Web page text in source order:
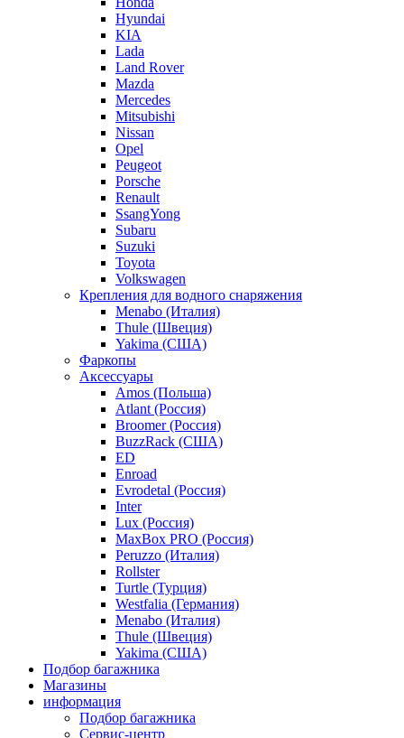
Hyundai
KIA
Lada
Land Rover
Mazda
Mercedes
Mitsubishi
Nissan
Opel
Peugeot
Porsche
Renault
SsangYong
Subaru
Suzuki
Toyota
Volkswagen
Крепления для водного снаряжения
Menabo (Италия)
Thule (Швеция)
Yakima (США)
Фаркопы
Аксессуары
Amos (Польша)
Atlant (Россия)
Broomer (Россия)
BuzzRack (США)
ED
Enroad
Evrodetal (Россия)
Inter
Lux (Россия)
MaxBox PRO (Россия)
Peruzzo (Италия)
Rollster
Turtle (Турция)
Westfalia (Германия)
Menabo (Италия)
Thule (Швеция)
Yakima (США)
Подбор багажника
Магазины
информация
Подбор багажника
Сервис-центр